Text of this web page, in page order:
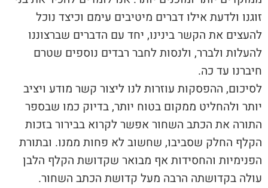
זוגנו ולדעת אילו דברים מיטיבים עימם וכיצד נוכל
להעצים את הקשר בינינו, יחד עם הדברים שברצוננו
להעלות ולברר, ולנסות לחבר רבדים נוספים שטרם
חיברנו עד כה.
לסיכום, ההפסקות עוזרות לנו ליצור קשר מודע ויציב
יותר ולהחליט ממקום בטוח יותר, בדיוק כמו שבספר
התורה את הכתב השחור אפשר לקרוא בבירור בזכות
הקלף החלק שסביבו, שחשוב לא פחות ממנו. ובתורת
הפנימיות והחסידות אף מבואר שקדושת הקלף הלבן
עולה בקדושתה הרבה מעל קדושת הכתב השחור.